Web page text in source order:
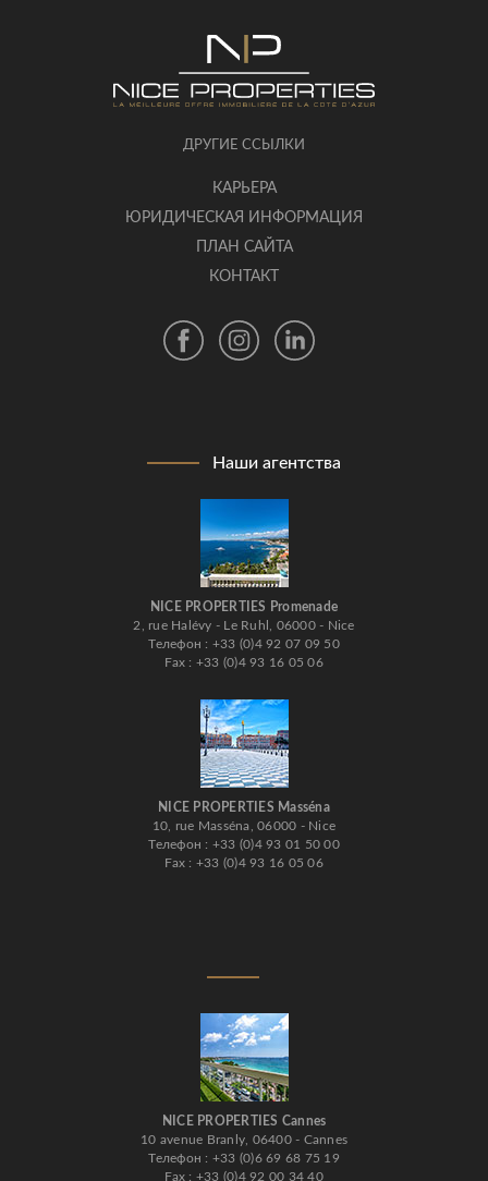
ДРУГИЕ ССЫЛКИ
КАРЬЕРА
ЮРИДИЧЕСКАЯ ИНФОРМАЦИЯ
ПЛАН САЙТА
КОНТАКТ
Наши агентства
NICE PROPERTIES Promenade
2, rue Halévy - Le Ruhl, 06000 - Nice
Телефон : +33 (0)4 92 07 09 50
Fax : +33 (0)4 93 16 05 06
NICE PROPERTIES Masséna
10, rue Masséna, 06000 - Nice
Телефон : +33 (0)4 93 01 50 00
Fax : +33 (0)4 93 16 05 06
NICE PROPERTIES Cannes
10 avenue Branly, 06400 - Cannes
Телефон : +33 (0)6 69 68 75 19
Fax : +33 (0)4 92 00 34 40